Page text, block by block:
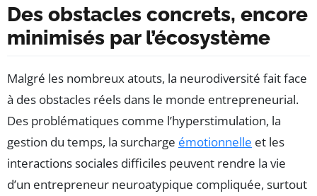
Des obstacles concrets, encore
minimisés par l’écosystème
Malgré les nombreux atouts, la neurodiversité fait face
à des obstacles réels dans le monde entrepreneurial.
Des problématiques comme l’hyperstimulation, la
gestion du temps, la surcharge émotionnelle et les
interactions sociales difficiles peuvent rendre la vie
d’un entrepreneur neuroatypique compliquée, surtout